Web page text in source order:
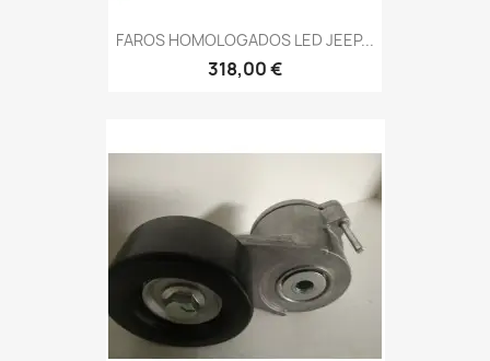
FAROS HOMOLOGADOS LED JEEP...
318,00 €